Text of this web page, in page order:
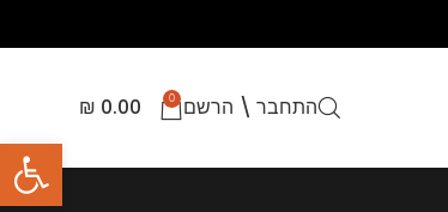
פתח
התחבר \ הרשם 0
₪ 0.00